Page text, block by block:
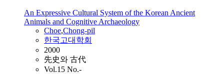
An Expressive Cultural System of the Korean Ancient
Animals and Cognitive Archaeology
Choe,Chong-pil
한국고대학회
2000
先史와 古代
Vol.15 No.-